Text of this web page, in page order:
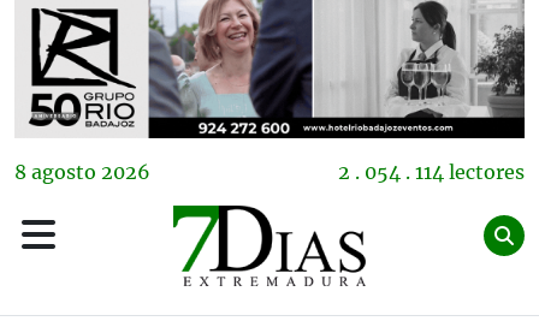
8 agosto 2026 2 . 054 . 114 lectores